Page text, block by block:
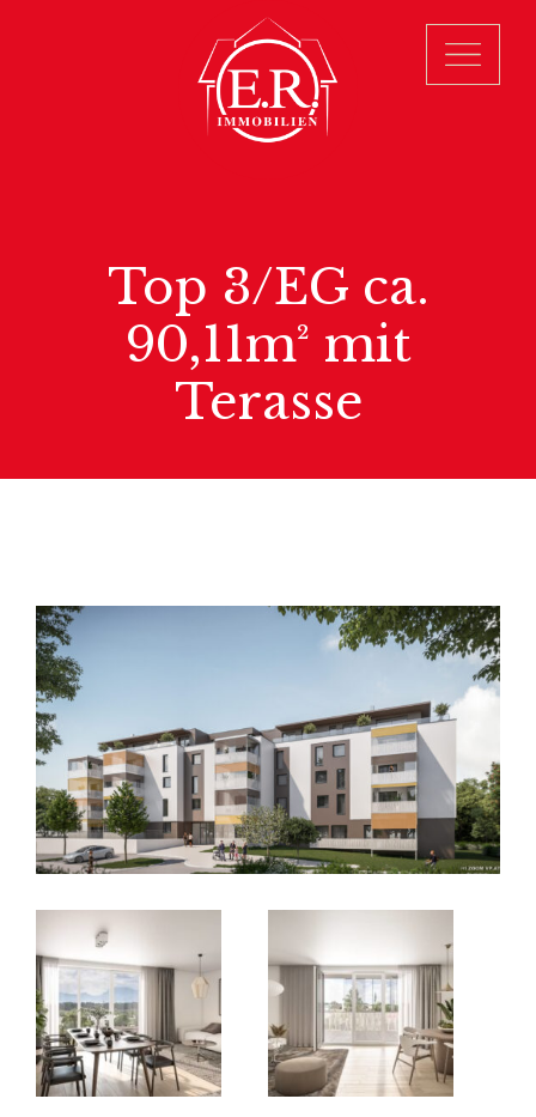
Top 3/EG ca.
90,11m² mit
Terasse